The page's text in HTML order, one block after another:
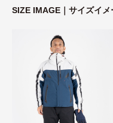
SIZE IMAGE｜サイズイメ